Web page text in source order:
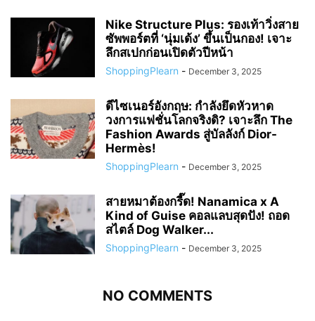
Nike Structure Plus: รองเท้าวิ่งสาย
ซัพพอร์ตที่ ‘นุ่มเด้ง’ ขึ้นเป็นกอง! เจาะ
ลึกสเปกก่อนเปิดตัวปีหน้า
ShoppingPlearn - December 3, 2025
ดีไซเนอร์อังกฤษ: กำลังยึดหัวหาด
วงการแฟชั่นโลกจริงดิ? เจาะลึก The
Fashion Awards สู่บัลลังก์ Dior-
Hermès!
ShoppingPlearn - December 3, 2025
สายหมาต้องกรี๊ด! Nanamica x A
Kind of Guise คอลแลบสุดปัง! ถอด
สไตล์ Dog Walker...
ShoppingPlearn - December 3, 2025
NO COMMENTS